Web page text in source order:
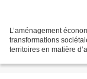
L’aménagement
transformations
territoires en matière